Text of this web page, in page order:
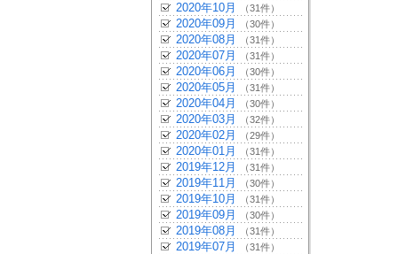
2020年10月 （31件）
2020年09月 （30件）
2020年08月 （31件）
2020年07月 （31件）
2020年06月 （30件）
2020年05月 （31件）
2020年04月 （30件）
2020年03月 （32件）
2020年02月 （29件）
2020年01月 （31件）
2019年12月 （31件）
2019年11月 （30件）
2019年10月 （31件）
2019年09月 （30件）
2019年08月 （31件）
2019年07月 （31件）